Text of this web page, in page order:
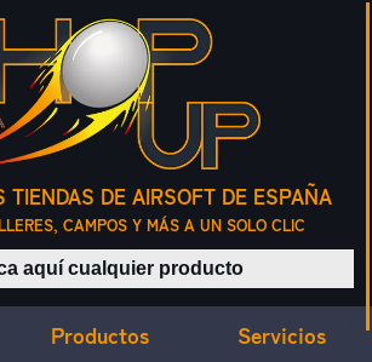
TIENDAS DE AIRSOFT DE ESPAÑA
CAMPOS Y MÁS A UN SOLO CLIC
Buscar productos
Productos Servicios